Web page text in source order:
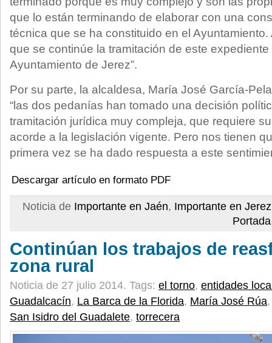
que lo están terminando de elaborar con una
técnica que se ha constituido en el
que se continúe la tramitación de este
Ayuntamiento de Jerez”.
Por su parte, la alcaldesa, María José García-
“las dos pedanías han tomado una decisión
tramitación jurídica muy compleja, que requiere
acorde a la legislación vigente. Pero nos tienen
primera vez se ha dado respuesta a este
Descargar artículo en formato PDF
Noticia de Importante en Jaén, Importante en Jerez
Portada
Continúan los trabajos de
zona rural
Noticia de 27 julio 2014. Tags: el torno, entidades
Guadalcacín, La Barca de la Florida, María José Rúa
San Isidro del Guadalete, torrecera